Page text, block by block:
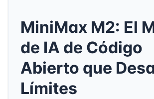
MiniMax M2: El
de IA de Código
Abierto que
Límites